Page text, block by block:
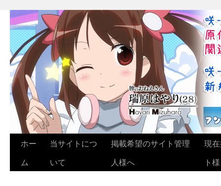
ホー
ム
当サイトにつ
いて
掲載希望のサイト管理
人様へ
現
ト様